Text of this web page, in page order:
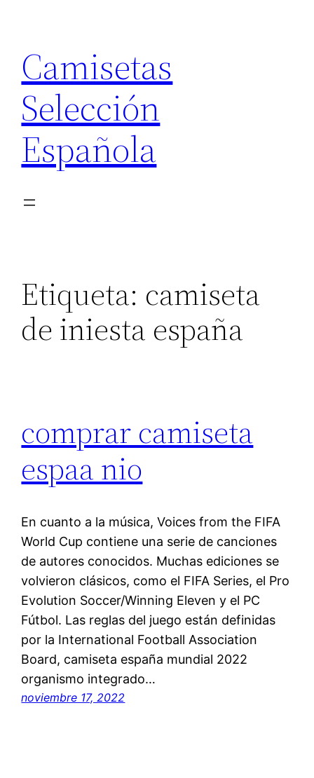
contenido
Camisetas
Selección
Española
Etiqueta: camiseta
de iniesta españa
comprar camiseta
espaa nio
En cuanto a la música, Voices from the FIFA
World Cup contiene una serie de canciones
de autores conocidos. Muchas ediciones se
volvieron clásicos, como el FIFA Series, el Pro
Evolution Soccer/Winning Eleven y el PC
Fútbol. Las reglas del juego están definidas
por la International Football Association
Board, camiseta españa mundial 2022
organismo integrado…
noviembre 17, 2022